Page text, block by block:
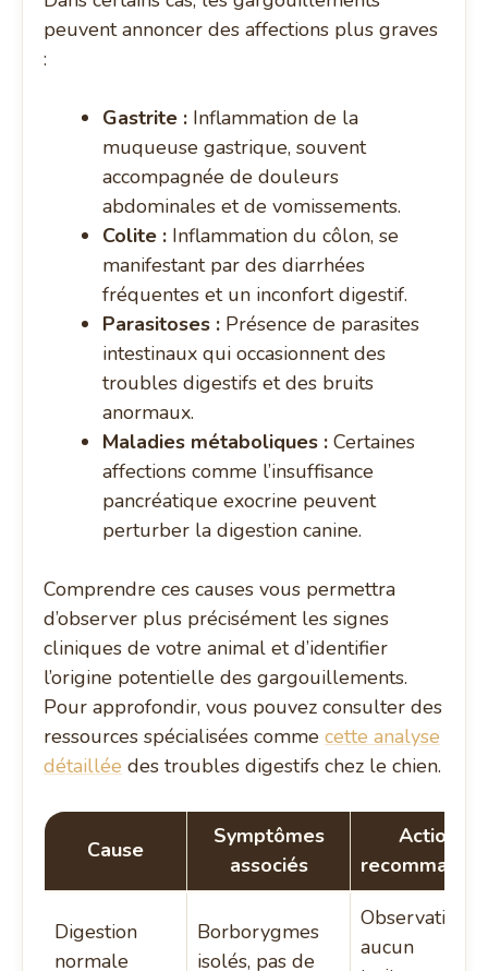
peuvent annoncer des affections plus graves
:
Gastrite : Inflammation de la
muqueuse gastrique, souvent
accompagnée de douleurs
abdominales et de vomissements.
Colite : Inflammation du côlon, se
manifestant par des diarrhées
fréquentes et un inconfort digestif.
Parasitoses : Présence de parasites
intestinaux qui occasionnent des
troubles digestifs et des bruits
anormaux.
Maladies métaboliques : Certaines
affections comme l’insuffisance
pancréatique exocrine peuvent
perturber la digestion canine.
Comprendre ces causes vous permettra
d’observer plus précisément les signes
cliniques de votre animal et d’identifier
l’origine potentielle des gargouillements.
Pour approfondir, vous pouvez consulter des
ressources spécialisées commecette analyse
détaillée des troubles digestifs chez le chien.
Cause
Symptômes
associés
Actions
Digestion
normale
Borborygmes
isolés, pas de
Observation,
aucun